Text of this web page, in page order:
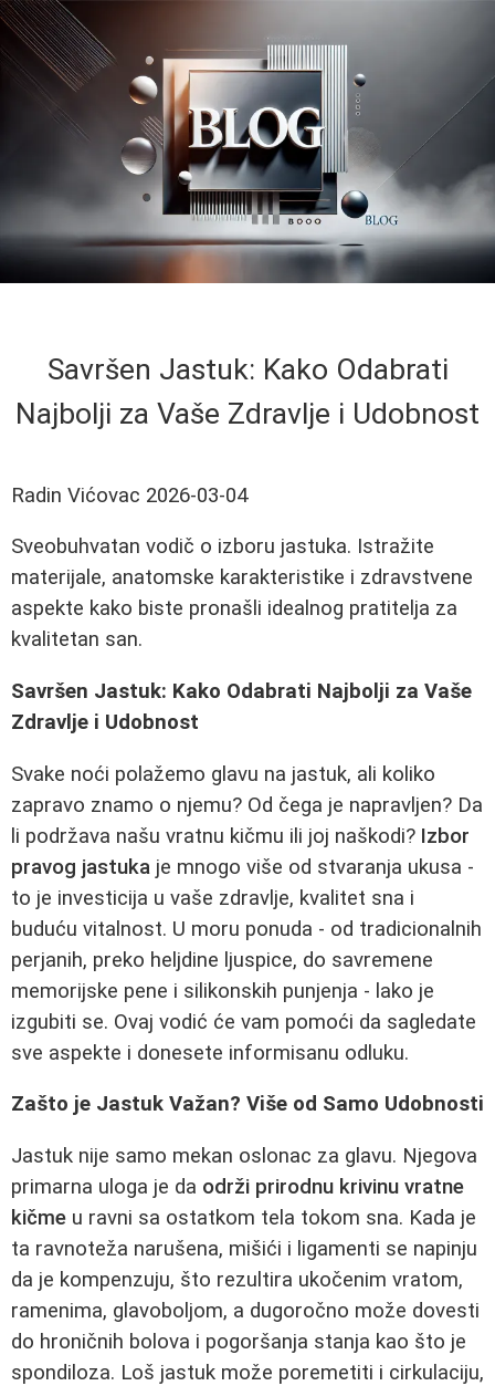
Savršen Jastuk: Kako Odabrati
Najbolji za Vaše Zdravlje i Udobnost
Radin Vićovac 2026-03-04
Sveobuhvatan vodič o izboru jastuka. Istražite
materijale, anatomske karakteristike i zdravstvene
aspekte kako biste pronašli idealnog pratitelja za
kvalitetan san.
Savršen Jastuk: Kako Odabrati Najbolji za Vaše
Zdravlje i Udobnost
Svake noći polažemo glavu na jastuk, ali koliko
zapravo znamo o njemu? Od čega je napravljen? Da
li podržava našu vratnu kičmu ili joj naškodi? Izbor
pravog jastuka je mnogo više od stvaranja ukusa -
to je investicija u vaše zdravlje, kvalitet sna i
buduću vitalnost. U moru ponuda - od tradicionalnih
perjanih, preko heljdine ljuspice, do savremene
memorijske pene i silikonskih punjenja - lako je
izgubiti se. Ovaj vodić će vam pomoći da sagledate
sve aspekte i donesete informisanu odluku.
Zašto je Jastuk Važan? Više od Samo Udobnosti
Jastuk nije samo mekan oslonac za glavu. Njegova
primarna uloga je da održi prirodnu krivinu vratne
kičme u ravni sa ostatkom tela tokom sna. Kada je
ta ravnoteža narušena, mišići i ligamenti se napinju
da je kompenzuju, što rezultira ukočenim vratom,
ramenima, glavoboljom, a dugoročno može dovesti
do hroničnih bolova i pogoršanja stanja kao što je
spondiloza. Loš jastuk može poremetiti i cirkulaciju,